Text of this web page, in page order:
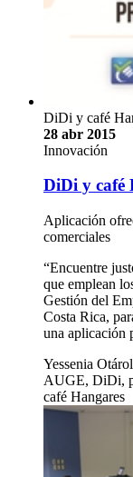
DiDi y café
28 abr 2015
Innovación
DiDi y café
Aplicación
comerciales
“Encuentre
que emplean
Gestión del
Costa Rica,
una
Yessenia
AUGE, DiDi,
café Hangares